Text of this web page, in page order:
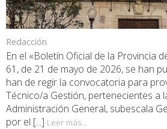
Redacción
En el «Boletín Oficial de la Provincia
61, de 21 de mayo de 2026, se han
han de regir la convocatoria para
Técnico/a Gestión, pertenecientes a
Administración General, subescala
por el [...] Leer más...